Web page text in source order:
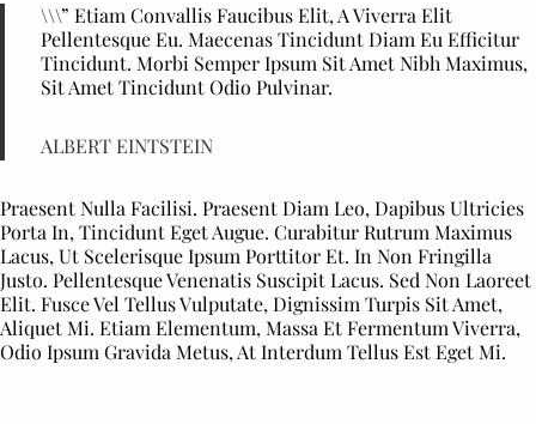
\\\” Etiam Convallis Faucibus Elit, A Viverra Elit
Pellentesque Eu. Maecenas Tincidunt Diam Eu Efficitur
Tincidunt. Morbi Semper Ipsum Sit Amet Nibh Maximus,
Sit Amet Tincidunt Odio Pulvinar.
ALBERT EINTSTEIN
Praesent Nulla Facilisi. Praesent Diam Leo, Dapibus Ultricies
Porta In, Tincidunt Eget Augue. Curabitur Rutrum Maximus
Lacus, Ut Scelerisque Ipsum Porttitor Et. In Non Fringilla
Justo. Pellentesque Venenatis Suscipit Lacus. Sed Non Laoreet
Elit. Fusce Vel Tellus Vulputate, Dignissim Turpis Sit Amet,
Aliquet Mi. Etiam Elementum, Massa Et Fermentum Viverra,
Odio Ipsum Gravida Metus, At Interdum Tellus Est Eget Mi.